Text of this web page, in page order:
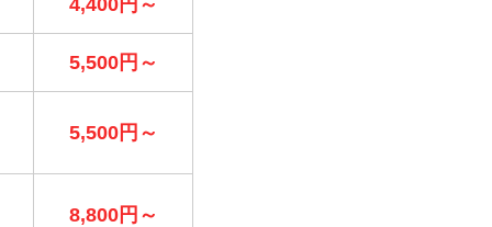
5,500円～
5,500円～
8,800円～